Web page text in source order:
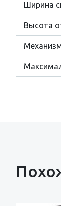
Ширина
Высота
Механизм